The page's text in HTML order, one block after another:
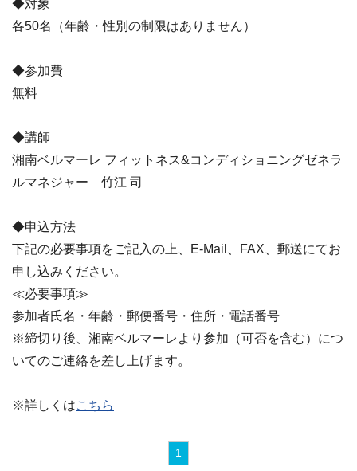
◆対象
各50名（年齢・性別の制限はありません）
◆参加費
無料
◆講師
湘南ベルマーレ フィットネス&コンディショニングゼネラ
ルマネジャー 竹江 司
◆申込方法
下記の必要事項をご記入の上、E-Mail、FAX、郵送にてお
申し込みください。
≪必要事項≫
参加者氏名・年齢・郵便番号・住所・電話番号
※締切り後、湘南ベルマーレより参加（可否を含む）につ
いてのご連絡を差し上げます。
※詳しくはこちら
1